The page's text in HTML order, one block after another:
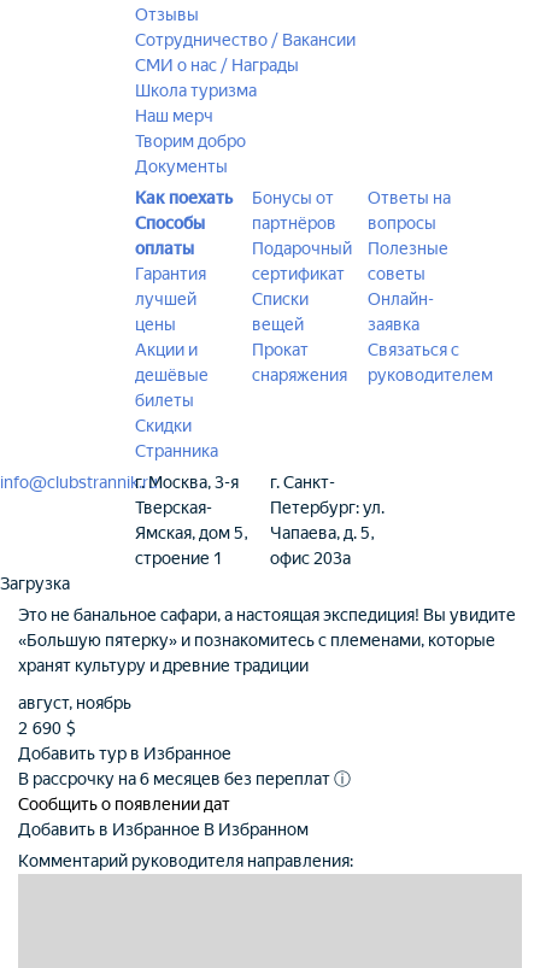
Отзывы
Сотрудничество / Вакансии
СМИ о нас / Награды
Школа туризма
Наш мерч
Творим добро
Документы
Как поехать
Способы
оплаты
Гарантия
лучшей
цены
Акции и
дешёвые
билеты
Скидки
Странника
Бонусы от
партнёров
Подарочный
сертификат
Списки
вещей
Прокат
снаряжения
Ответы на
вопросы
Полезные
советы
Онлайн-
заявка
Связаться с
руководителем
info@clubstrannik.ruг. Москва, 3-я
Тверская-
Ямская, дом 5,
строение 1
г. Санкт-
Петербург: ул.
Чапаева, д. 5,
офис 203а
Загрузка
Это не банальное сафари, а настоящая экспедиция! Вы увидите
«Большую пятерку» и познакомитесь с племенами, которые
хранят культуру и древние традиции
август, ноябрь
2 690 $
Добавить тур в Избранное
В рассрочку на 6 месяцев без переплатⓘ
Сообщить о появлении дат
Добавить в Избранное В Избранном
Комментарий руководителя направления: